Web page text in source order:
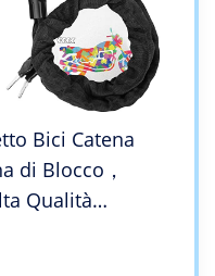
Bici Catena
di Blocco，
Qualità
Catena
Motocicli.